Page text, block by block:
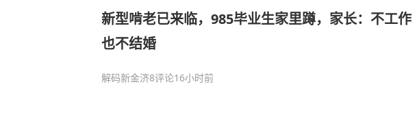
新型啃老已来临，985毕业生家里蹲，家长：不工作
也不结婚
解码新金济8评论16小时前